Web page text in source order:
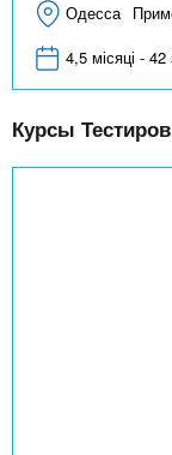
Одесса
4,5 місяці - 42
Курсы